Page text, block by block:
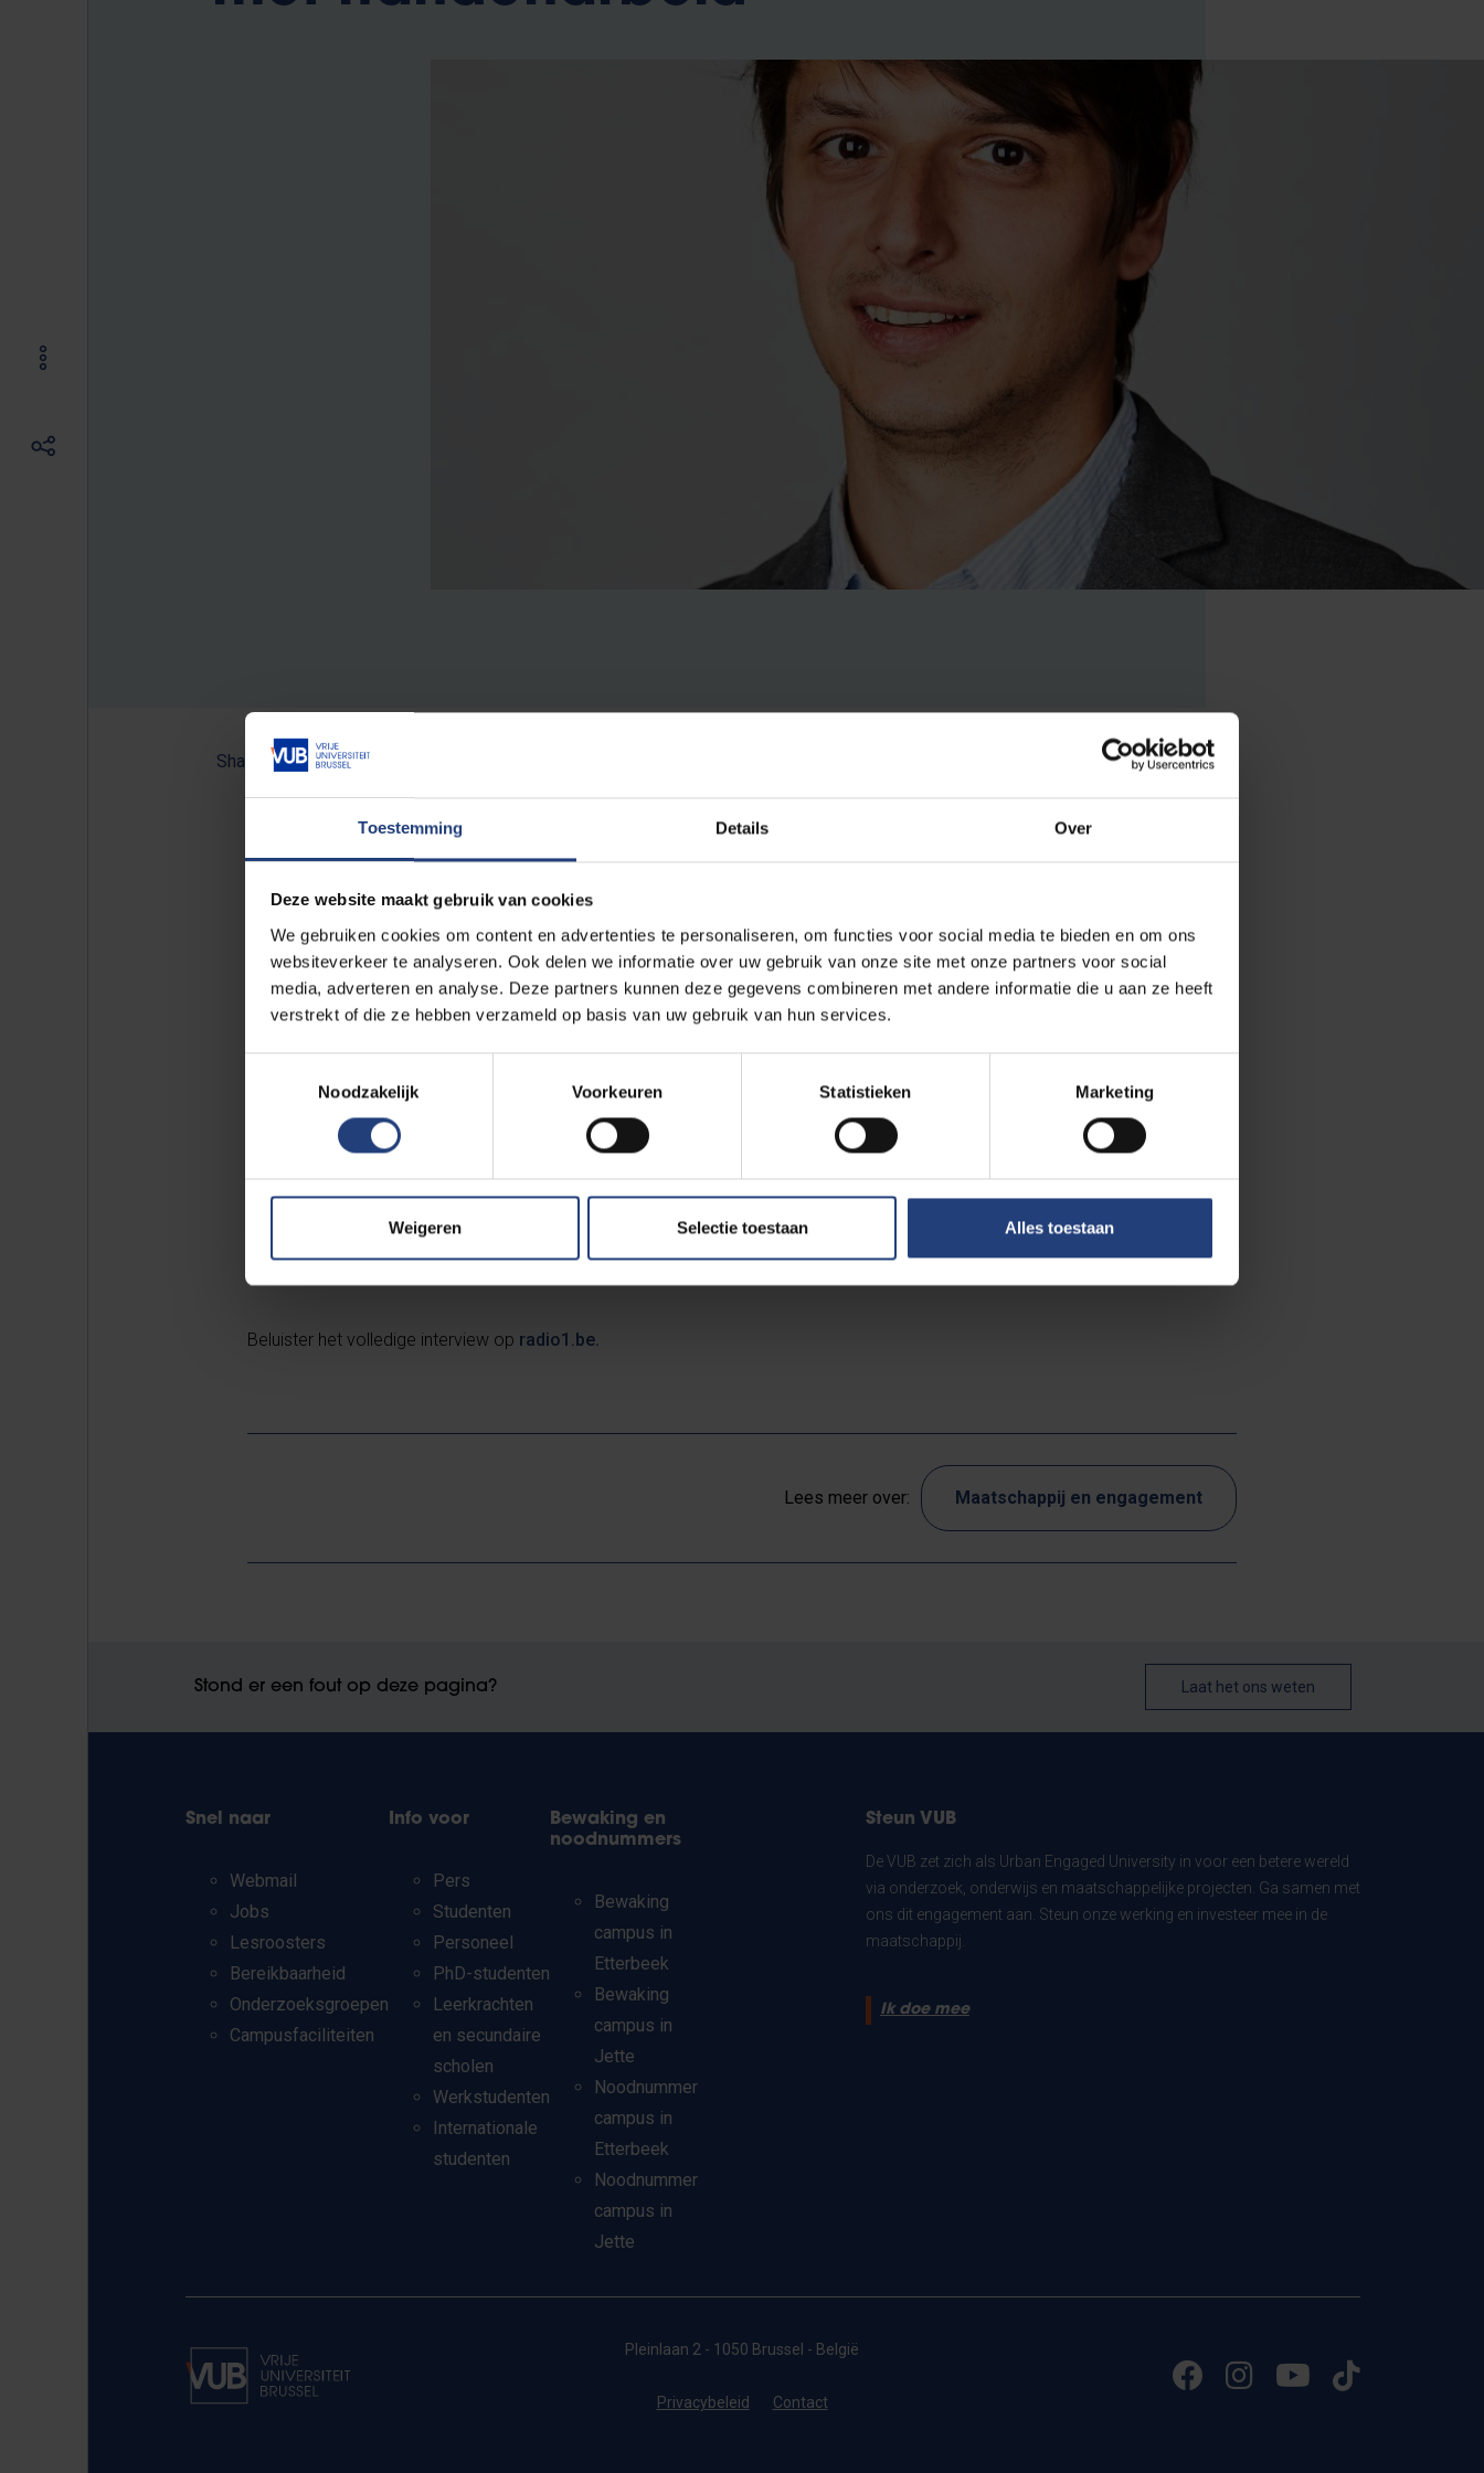
Toestemming Details Over
Deze website maakt gebruik van cookies
We gebruiken cookies om content en advertenties te personaliseren, om functies voor social media te bieden en om ons
websiteverkeer te analyseren. Ook delen we informatie over uw gebruik van onze site met onze partners voor social
media, adverteren en analyse. Deze partners kunnen deze gegevens combineren met andere informatie die u aan ze heeft
verstrekt of die ze hebben verzameld op basis van uw gebruik van hun services.
Noodzakelijk
Voorkeuren Statistieken Marketing
Weigeren Selectie toestaan Alles toestaan
Share:
VUB-historicus Wouter Ryckboschsprak in De Wereld van Sofie op Radio 1 over de geschiedenis van
werk en vrije tijd. Mensen zijn moe gewerkt, maar ligt dit aan onze werkuren of is de manier waarop
we ons werk invullen het probleem?
Ryckbosch nuanceert aan de hand van de aristocratie, die hun status staande hielden door te tonen dat ze zich
niet bezighielden met handenarbeid. “Ook nog na de typische periode van de aristocratie, na het ancien regime,
ook in de 19e en de 20ste eeuw bijvoorbeeld was dat voor een bepaalde groep, de happy few, inderdaad een
voorrecht.” Tonen dat iemand zijn of haar tijd kon verspillen, of anderen hun tijd laten verspillen werd gezien als
een statussymbool, maar dit was natuurlijk de ervaring van een kleine minderheid in de wereldgeschiedenis.
Maar zijn we dan ook van dit ideaal overgeslagen naar het andere extreem van burn-outs en verlaat pensioen?
volgens populaire studies minder tijd zouden hebben besteed aan het bevredigen van hun basisbehoeftes. Pas
Beluister het volledige interview op radio1.be.
Lees meer over: Maatschappij en engagement
Stond er een fout op deze pagina? Laat het ons weten
Snel naar
Webmail
Jobs
Lesroosters
Bereikbaarheid
Onderzoeksgroepen
Campusfaciliteiten
Info voor
Pers
Studenten
Personeel
PhD-studenten
Leerkrachten
en secundaire
scholen
Werkstudenten
Internationale
studenten
Bewaking en
noodnummers
Bewaking
campus in
Etterbeek
Bewaking
campus in
Jette
Noodnummer
campus in
Etterbeek
Noodnummer
campus in
Jette
Steun VUB
De VUB zet zich als Urban Engaged University in voor een betere wereld
via onderzoek, onderwijs en maatschappelijke projecten. Ga samen met
ons dit engagement aan. Steun onze werking en investeer mee in de
maatschappij.
Ik doe mee
Pleinlaan 2 - 1050 Brussel - België
Privacybeleid Contact